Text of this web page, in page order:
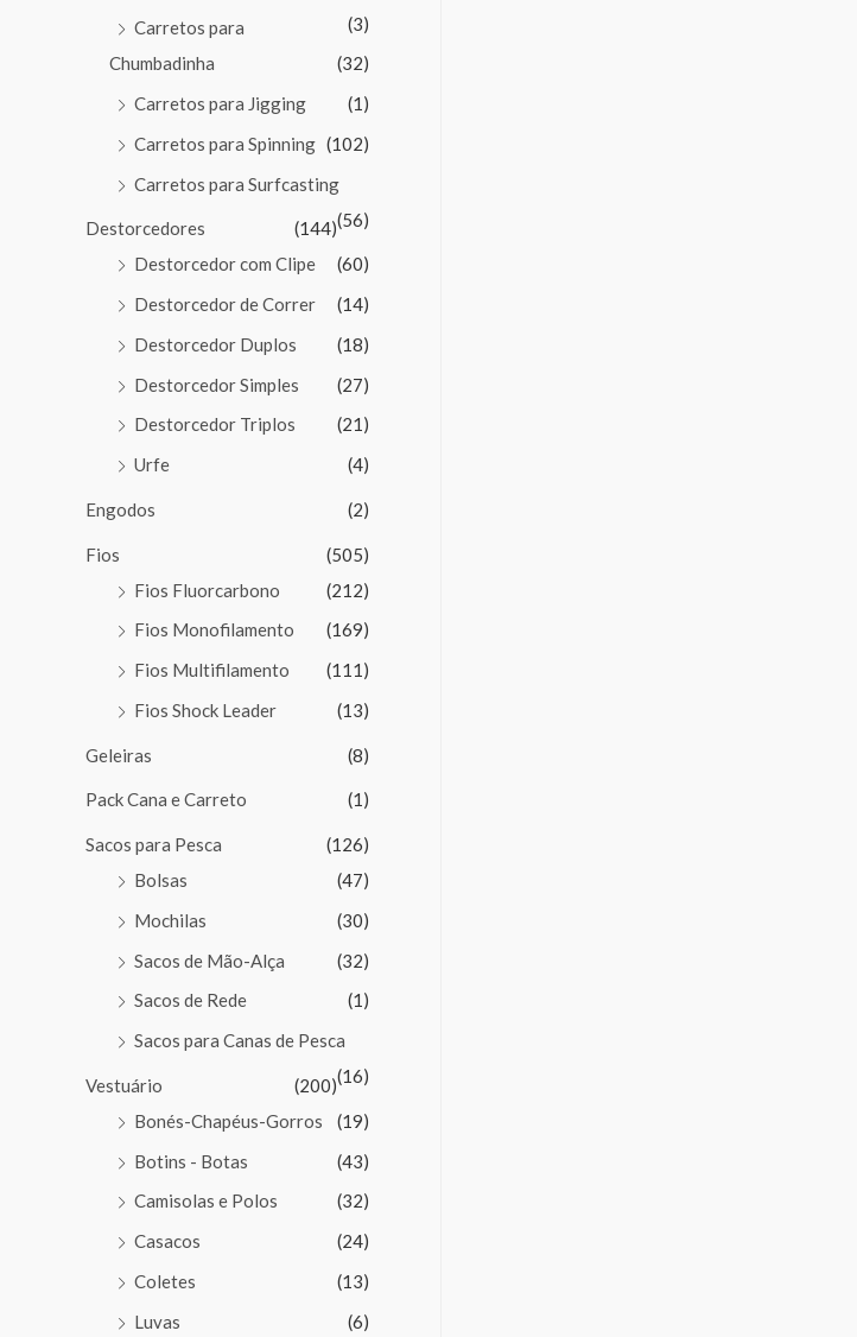
(3)
Carretos para
Chumbadinha
(32)
Carretos para Jigging
(1)
Carretos para Spinning (102)
Carretos para Surfcasting
(56)
Destorcedores
(144)
Destorcedor com Clipe
(60)
Destorcedor de Correr
(14)
Destorcedor Duplos
(18)
Destorcedor Simples
(27)
Destorcedor Triplos
(21)
Urfe
(4)
Engodos (2)
Fios
(505)
Fios Fluorcarbono
(212)
Fios Monofilamento
(169)
Fios Multifilamento
(111)
Fios Shock Leader
(13)
Geleiras (8)
Pack Cana e Carreto (1)
Sacos para Pesca
(126)
Bolsas
(47)
Mochilas
(30)
Sacos de Mão-Alça
(32)
Sacos de Rede
(1)
Sacos para Canas de Pesca
(16)
Vestuário
(200)
Bonés-Chapéus-Gorros
(19)
Botins - Botas
(43)
Camisolas e Polos
(32)
Casacos
(24)
Coletes
(13)
Luvas
(6)